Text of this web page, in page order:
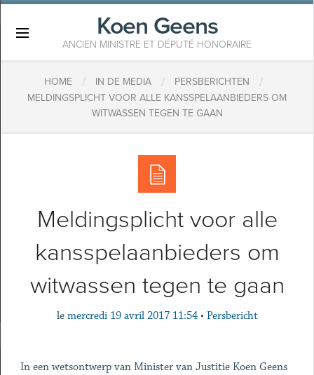
Koen Geens
ANCIEN MINISTRE ET DÉPUTÉ HONORAIRE
HOME / IN DE MEDIA / PERSBERICHTEN /
MELDINGSPLICHT VOOR ALLE KANSSPELAANBIEDERS OM
WITWASSEN TEGEN TE GAAN
Meldingsplicht voor alle
kansspelaanbieders om
witwassen tegen te gaan
le mercredi 19 avril 2017 11:54 • Persbericht
In een wetsontwerp van Minister van Justitie Koen Geens